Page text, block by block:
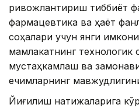
ривожлантириш тиббиёт
фармацевтика ва ҳаёт
соҳалари учун янги
мамлакатнинг технологик
мустаҳкамлаш ва
ечимларнинг
Йиғилиш натижаларига